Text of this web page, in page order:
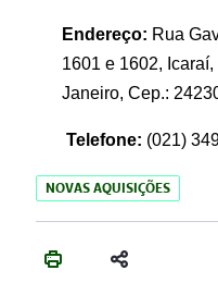
Endereço: Rua
1601 e 1602,
Janeiro, Cep.:
Telefone: (021)
NOVAS AQUISIÇÕES